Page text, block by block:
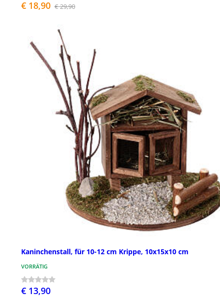
€ 18,90 € 29,90
Kaninchenstall, für 10-12 cm Krippe, 10x15x10 cm
VORRÄTIG
€ 13,90